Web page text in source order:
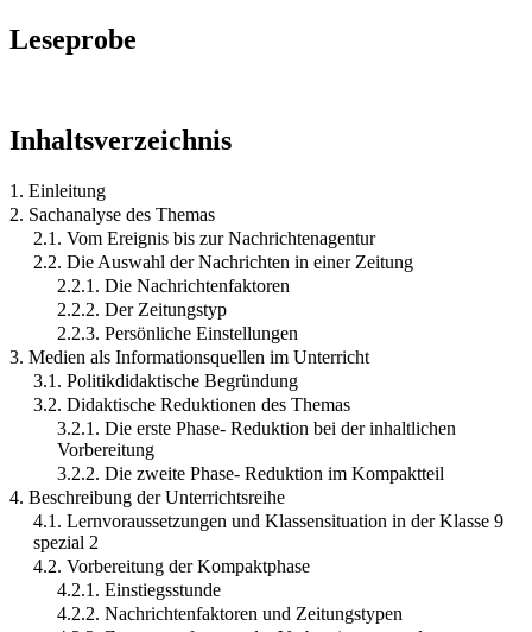
Leseprobe
Inhaltsverzeichnis
1. Einleitung
2. Sachanalyse des Themas
2.1. Vom Ereignis bis zur Nachrichtenagentur
2.2. Die Auswahl der Nachrichten in einer Zeitung
2.2.1. Die Nachrichtenfaktoren
2.2.2. Der Zeitungstyp
2.2.3. Persönliche Einstellungen
3. Medien als Informationsquellen im Unterricht
3.1. Politikdidaktische Begründung
3.2. Didaktische Reduktionen des Themas
3.2.1. Die erste Phase- Reduktion bei der inhaltlichen
Vorbereitung
3.2.2. Die zweite Phase- Reduktion im Kompaktteil
4. Beschreibung der Unterrichtsreihe
4.1. Lernvoraussetzungen und Klassensituation in der Klasse 9
spezial 2
4.2. Vorbereitung der Kompaktphase
4.2.1. Einstiegsstunde
4.2.2. Nachrichtenfaktoren und Zeitungstypen